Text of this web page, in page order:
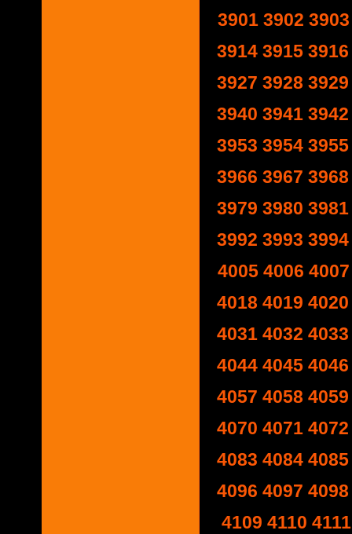
3901 3902 3903
3914 3915 3916
3927 3928 3929
3940 3941 3942
3953 3954 3955
3966 3967 3968
3979 3980 3981
3992 3993 3994
4005 4006 4007
4018 4019 4020
4031 4032 4033
4044 4045 4046
4057 4058 4059
4070 4071 4072
4083 4084 4085
4096 4097 4098
4109 4110 4111